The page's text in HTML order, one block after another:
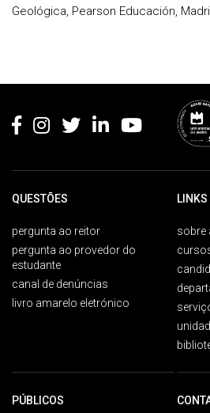
Geológica, Pearson Educación,
QUESTÕES
pergunta ao reitor
pergunta ao provedor do
estudante
canal de denúncias
livro amarelo eletrónico
sobre
PÚBLICOS